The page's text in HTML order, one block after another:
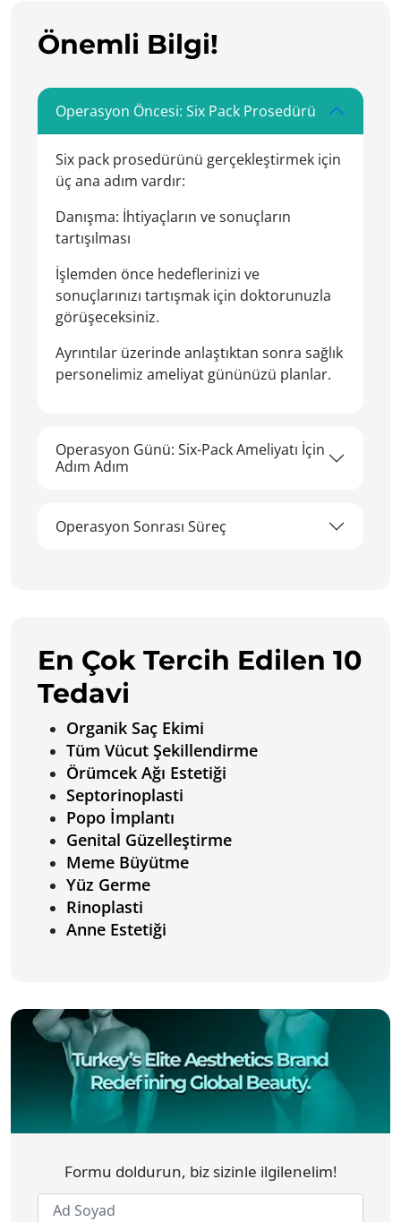
Önemli Bilgi!
Operasyon Öncesi: Six Pack Prosedürü
Six pack prosedürünü gerçekleştirmek için
üç ana adım vardır:
Danışma: İhtiyaçların ve sonuçların
tartışılması
İşlemden önce hedeflerinizi ve
sonuçlarınızı tartışmak için doktorunuzla
görüşeceksiniz.
Ayrıntılar üzerinde anlaştıktan sonra sağlık
personelimiz ameliyat gününüzü planlar.
Operasyon Günü: Six-Pack Ameliyatı İçin
Adım Adım
Operasyon Sonrası Süreç
En Çok Tercih Edilen 10
Tedavi
Organik Saç Ekimi
Tüm Vücut Şekillendirme
Örümcek Ağı Estetiği
Septorinoplasti
Popo İmplantı
Genital Güzelleştirme
Meme Büyütme
Yüz Germe
Rinoplasti
Anne Estetiği
Formu doldurun, biz sizinle ilgilenelim!